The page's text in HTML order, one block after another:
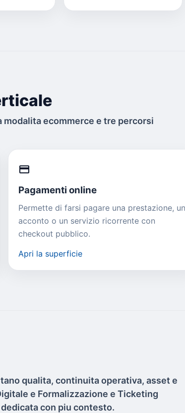
ecommerce e tre percorsi
credit_card
Pagamenti online
Permette di farsi pagare una prestazione, un
acconto o un servizio ricorrente con
checkout pubblico.
Apri la superficie
qualita, continuita operativa, asset e
e Formalizzazione e Ticketing
con piu contesto.